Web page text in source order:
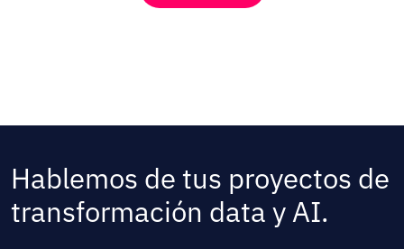
Hablemos de tus proyectos de
transformación data y AI.